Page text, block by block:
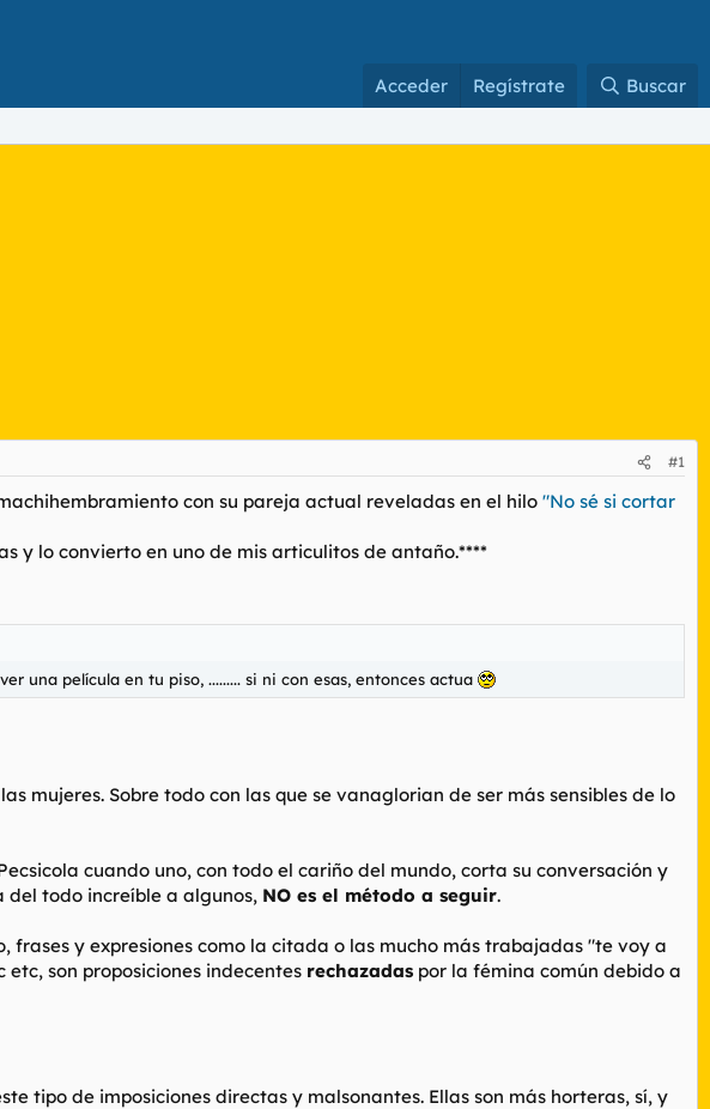
Acceder Regístrate Buscar
#1
con su pareja actual reveladas en el hilo "No sé si cortar
y lo convierto en uno de mis articulitos de antaño.****
una película en tu piso, ......... si ni con esas, entonces actua
mujeres. Sobre todo con las que se vanaglorian de ser más sensibles de lo
cuando uno, con todo el cariño del mundo, corta su conversación y
del todo increíble a algunos, NO es el método a seguir.
frases y expresiones como la citada o las mucho más trabajadas "te voy a
etc, son proposiciones indecentes rechazadas por la fémina común debido a
tipo de imposiciones directas y malsonantes. Ellas son más horteras, sí, y